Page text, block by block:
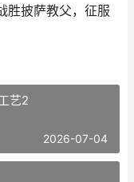
胜披萨教父，征服
艺2
2026-07-04